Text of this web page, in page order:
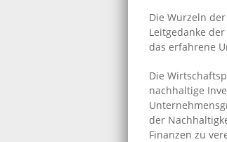
Die Wurzeln
Leitgedanke
das erfahrene
Die
nachhaltige
der
Finanzen zu